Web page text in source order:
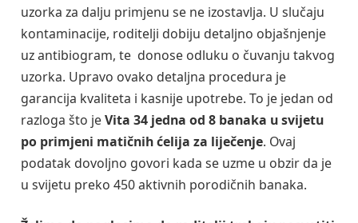
uzorka za dalju primjenu se ne izostavlja. U slučaju
kontaminacije, roditelji dobiju detaljno objašnjenje
uz antibiogram, te donose odluku o čuvanju takvog
uzorka. Upravo ovako detaljna procedura je
garancija kvaliteta i kasnije upotrebe. To je jedan od
razloga što jeVita 34 jedna od 8 banaka u svijetu
po primjeni matičnih ćelija za liječenje. Ovaj
podatak dovoljno govori kada se uzme u obzir da je
u svijetu preko 450 aktivnih porodičnih banaka.